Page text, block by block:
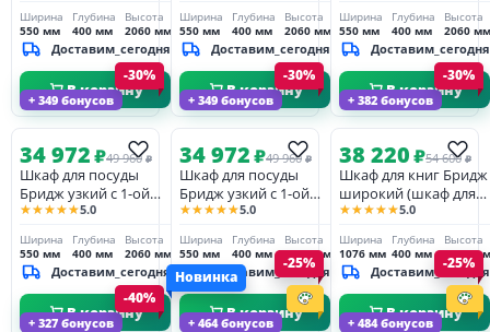
Ширина
550 мм
Глубина
400 мм
Высота
2060 мм
Доставим_сегодня
В корзину
белый лак
Ширина
550 мм
Глубина
400 мм
Высота
2060 мм
Доставим_сегодня
В корзину
лак
Ширина
550 мм
Глубина
400 мм
Высота
2060 мм
Доставим_сегодня
В корзину
+ 349 бонусов
-30%
34 972₽49 960 ₽
Шкаф для посуды
Бридж узкий с 1-ой
стеклянной дверью и
серый 7012
★★★★★5.0
Ширина
550 мм
Глубина
400 мм
Высота
2060 мм
Доставим_сегодня
В корзину
+ 349 бонусов
-30%
34 972₽49 960 ₽
Шкаф для посуды
Бридж узкий с 1-ой
стеклянной дверью и
белый лак
★★★★★5.0
Ширина
550 мм
Глубина
400 мм
Высота
2060 мм
Доставим_сегодня
В корзину
+ 382 бонусов
-30%
38 220₽54 600 ₽
Шкаф для книг Бридж
широкий (шкаф для
посуды 000) браун
★★★★★5.0
Ширина
1076 мм
Глубина
400 мм
Высота
2060 мм
Доставим_сегодня
В корзину
+ 327 бонусов
-40%
+ 464 бонусов
Новинка
-25%
+ 484 бонусов
-25%